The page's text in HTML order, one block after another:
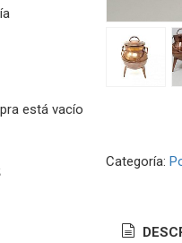
está vacío
Categoría: